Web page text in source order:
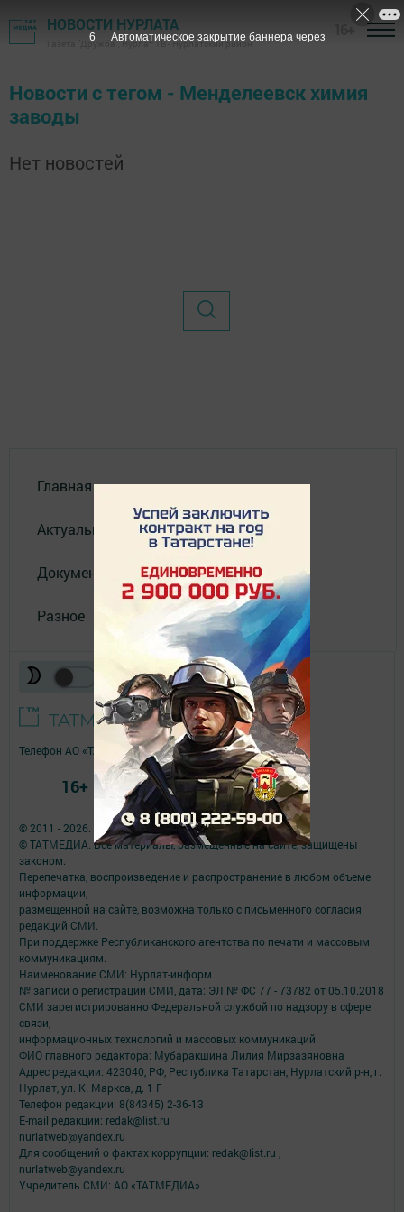
НОВОСТИ НУРЛАТА
Газета "Дружба", Нурлат ТВ - Нурлатский район
Новости с тегом - Менделеевск химия
заводы
Нет новостей
Главная
Актуальное видео
Документы
Разное
© 2011 - 2026. Нурлат-⁠информ. Все права защищены.
© ТАТМЕДИА. Все материалы, размещенные на сайте, защищены
законом.
Перепечатка, воспроизведение и распространение в любом объеме
информации,
размещенной на сайте, возможна только с письменного согласия
редакций СМИ.
При поддержке Республиканского агентства по печати и массовым
коммуникациям.
Наименование СМИ: Нурлат-⁠информ
№ записи о регистрации СМИ, дата: ЭЛ № ФС 77 -⁠ 73782 от 05.10.2018
СМИ зарегистрированно Федеральной службой по надзору в сфере
связи,
информационных технологий и массовых коммуникаций
ФИО главного редактора: Мубаракшина Лилия Мирзазяновна
Адрес редакции: 423040, РФ, Республика Татарстан, Нурлатский р-н, г.
Нурлат, ул. К. Маркса, д. 1 Г
Телефон редакции: 8(84345) 2-36-13
E-mail редакции: redak@list.ru
nurlatweb@yandex.ru
Для сообщений о фактах коррупции: redak@list.ru ,
nurlatweb@yandex.ru
Учредитель СМИ: АО «ТАТМЕДИА»
Телефон АО «ТАТМЕДИА»:(843) 222 09 84
16+
6 Автоматическое закрытие баннера через